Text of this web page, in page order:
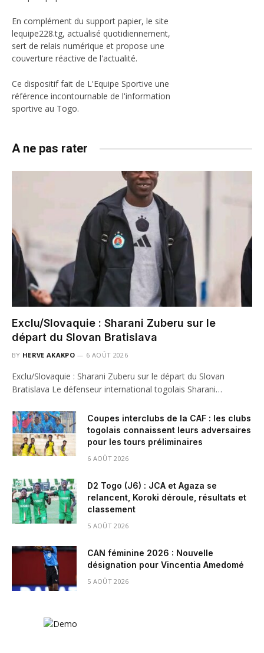
En complément du support papier, le site
lequipe228.tg, actualisé quotidiennement,
sert de relais numérique et propose une
couverture réactive de l'actualité.
Ce dispositif fait de L'Equipe Sportive une
référence incontournable de l'information
sportive au Togo.
A ne pas rater
Exclu/Slovaquie : Sharani Zuberu sur le
départ du Slovan Bratislava
BY HERVE AKAKPO 6 AOÛT 2026
Exclu/Slovaquie : Sharani Zuberu sur le départ du Slovan
Bratislava Le défenseur international togolais Sharani…
Coupes interclubs de la CAF : les clubs
togolais connaissent leurs adversaires
pour les tours préliminaires
6 AOÛT 2026
D2 Togo (J6) : JCA et Agaza se
relancent, Koroki déroule, résultats et
classement
5 AOÛT 2026
CAN féminine 2026 : Nouvelle
désignation pour Vincentia Amedomé
5 AOÛT 2026